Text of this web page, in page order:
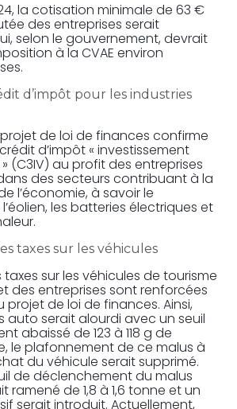
la cotisation minimale de 63 €
des entreprises serait
selon le gouvernement, devrait
à la CVAE environ
d’impôt pour les industries
de loi de finances confirme
d’impôt « investissement
(C3IV) au profit des entreprises
des secteurs contribuant à la
l’économie, à savoir le
les batteries électriques et
taxes sur les véhicules
sur les véhicules de tourisme
des entreprises sont renforcées
de loi de finances. Ainsi,
auto serait alourdi avec un seuil
abaissé de 123 à 118 g de
le plafonnement de ce malus à
du véhicule serait supprimé.
de déclenchement du malus
ramené de 1,8 à 1,6 tonne et un
serait introduit. Actuellement,